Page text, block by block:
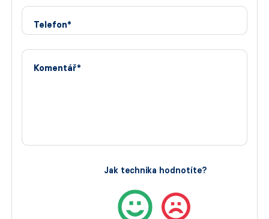
Telefon*
Komentář*
Jak technika hodnotíte?